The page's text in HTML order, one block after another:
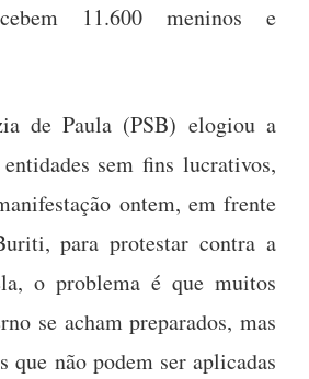
11.600 meninos e
de Paula (PSB) elogiou a
sem fins lucrativos,
ontem, em frente
para protestar contra a
o problema é que muitos
se acham preparados, mas
que não podem ser aplicadas